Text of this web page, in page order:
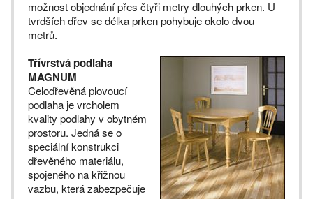
možnost objednání přes čtyři metry dlouhých prken. U
tvrdších dřev se délka prken pohybuje okolo dvou
metrů.
Třívrstvá podlaha
MAGNUM
Celodřevěná plovoucí
podlaha je vrcholem
kvality podlahy v obytném
prostoru. Jedná se o
speciální konstrukci
dřevěného materiálu,
spojeného na křižnou
vazbu, která zabezpečuje